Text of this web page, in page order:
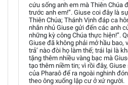
cứu sống anh em mà Thiên Chúa
trước anh em!”. Giuse coi đây là
Thiên Chúa; Thánh Vịnh đáp ca
nhắn nhủ Giuse gửi đến các anh
những kỳ công Chúa thực hiện!”.
Giuse đã không phải mở hầu bao,
trả’ nào đòi họ làm thế; trái lại là
tặng thêm nhiều vàng bạc mà
tạo thêm niềm tin; vì rồi đây,
của Pharaô để ra ngoài nghinh
theo ông xuống lập cư ở xứ người.